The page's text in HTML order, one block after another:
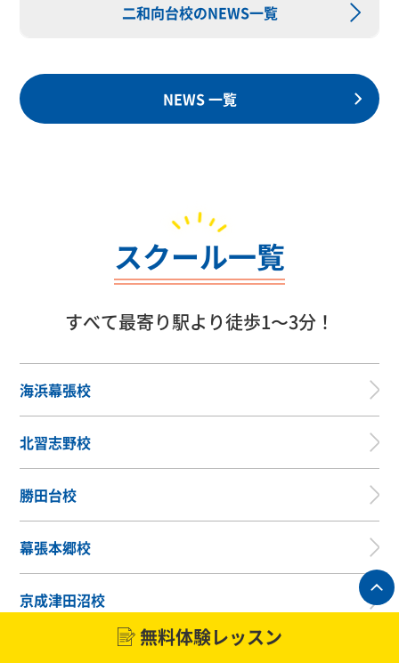
二和向台校のNEWS一覧
NEWS 一覧
スクール一覧
すべて最寄り駅より徒歩1〜3分！
海浜幕張校
北習志野校
勝田台校
幕張本郷校
京成津田沼校
無料体験レッスン